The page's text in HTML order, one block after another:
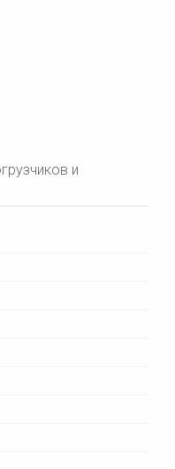
и